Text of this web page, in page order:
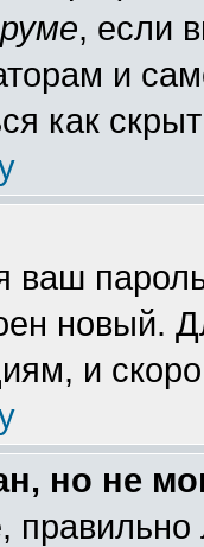
, если
и
как
ваш
новый.
и
но не